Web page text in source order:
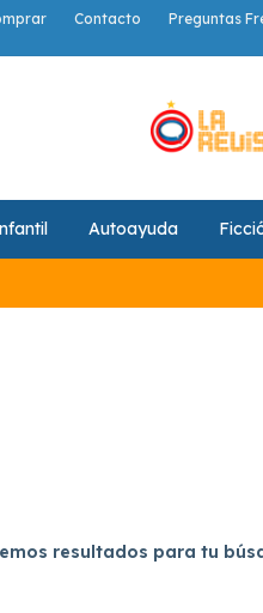
Contacto Preguntas
Autoayuda
resultados para tu